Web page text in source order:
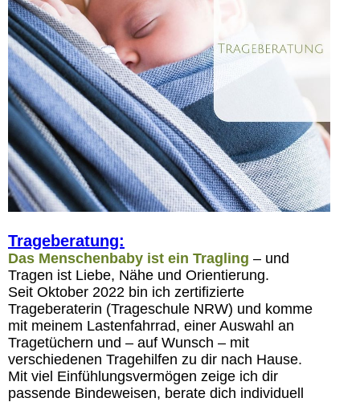
Trageberatung:
Das Menschenbaby ist ein Tragling – und
Tragen ist Liebe, Nähe und Orientierung.
Seit Oktober 2022 bin ich zertifizierte
Trageberaterin (Trageschule NRW) und komme
mit meinem Lastenfahrrad, einer Auswahl an
Tragetüchern und – auf Wunsch – mit
verschiedenen Tragehilfen zu dir nach Hause.
Mit viel Einfühlungsvermögen zeige ich dir
passende Bindeweisen, berate dich individuell